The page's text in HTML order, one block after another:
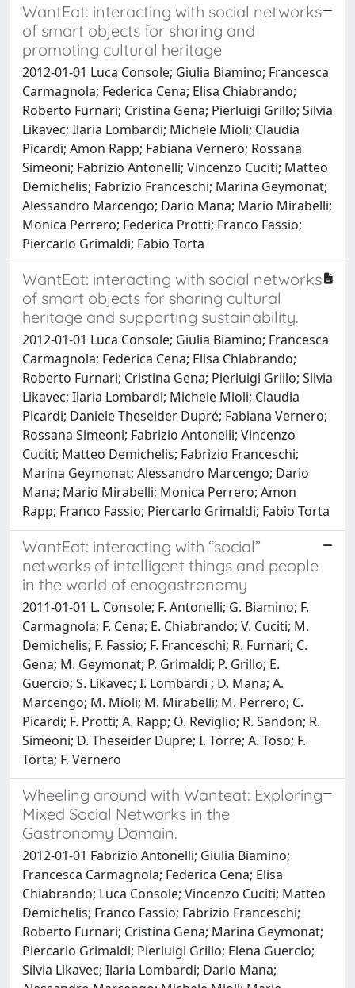
WantEat: interacting with social networks
of smart objects for sharing and
promoting cultural heritage
2012-01-01 Luca Console; Giulia Biamino; Francesca
Carmagnola; Federica Cena; Elisa Chiabrando;
Roberto Furnari; Cristina Gena; Pierluigi Grillo; Silvia
Likavec; Ilaria Lombardi; Michele Mioli; Claudia
Picardi; Amon Rapp; Fabiana Vernero; Rossana
Simeoni; Fabrizio Antonelli; Vincenzo Cuciti; Matteo
Demichelis; Fabrizio Franceschi; Marina Geymonat;
Alessandro Marcengo; Dario Mana; Mario Mirabelli;
Monica Perrero; Federica Protti; Franco Fassio;
Piercarlo Grimaldi; Fabio Torta
WantEat: interacting with social networks
of smart objects for sharing cultural
heritage and supporting sustainability.
2012-01-01 Luca Console; Giulia Biamino; Francesca
Carmagnola; Federica Cena; Elisa Chiabrando;
Roberto Furnari; Cristina Gena; Pierluigi Grillo; Silvia
Likavec; Ilaria Lombardi; Michele Mioli; Claudia
Picardi; Daniele Theseider Dupré; Fabiana Vernero;
Rossana Simeoni; Fabrizio Antonelli; Vincenzo
Cuciti; Matteo Demichelis; Fabrizio Franceschi;
Marina Geymonat; Alessandro Marcengo; Dario
Mana; Mario Mirabelli; Monica Perrero; Amon
Rapp; Franco Fassio; Piercarlo Grimaldi; Fabio Torta
WantEat: interacting with “social”
networks of intelligent things and people
in the world of enogastronomy
2011-01-01 L. Console; F. Antonelli; G. Biamino; F.
Carmagnola; F. Cena; E. Chiabrando; V. Cuciti; M.
Demichelis; F. Fassio; F. Franceschi; R. Furnari; C.
Gena; M. Geymonat; P. Grimaldi; P. Grillo; E.
Guercio; S. Likavec; I. Lombardi ; D. Mana; A.
Marcengo; M. Mioli; M. Mirabelli; M. Perrero; C.
Picardi; F. Protti; A. Rapp; O. Reviglio; R. Sandon; R.
Simeoni; D. Theseider Dupre; I. Torre; A. Toso; F.
Torta; F. Vernero
Wheeling around with Wanteat: Exploring
Mixed Social Networks in the
Gastronomy Domain.
2012-01-01 Fabrizio Antonelli; Giulia Biamino;
Francesca Carmagnola; Federica Cena; Elisa
Chiabrando; Luca Console; Vincenzo Cuciti; Matteo
Demichelis; Franco Fassio; Fabrizio Franceschi;
Roberto Furnari; Cristina Gena; Marina Geymonat;
Piercarlo Grimaldi; Pierluigi Grillo; Elena Guercio;
Silvia Likavec; Ilaria Lombardi; Dario Mana;